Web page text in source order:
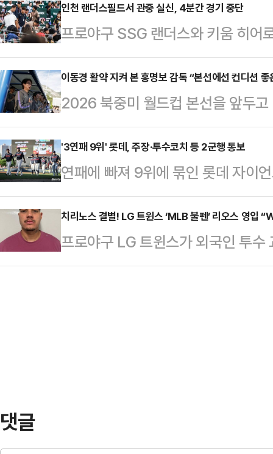
SOL뱅크 KBO리그’ 롯데 자이언
외국인 타자 아데를린 로드리게스
투수 시라카와 게이쇼는 650일 만
다.이날 경기의 주인공은 단연 아
루. 경기 흐름을 완전히 가져올 수
원투수 …
인천 랜더스필드서 관중 실신, 4분간 경기 중단
프로야구 SSG 랜더스와 키움 히어
필드에서 관중이 쓰러지는 사고가
열린 ‘2026 신한 SOL뱅크 KBO리
앞둔 오후 6시 48분경 돌연 중단됐
잃고 쓰러졌기 때문이다.사태의 심
즉각 움직였다. SSG 측은 “오후 6
것을 확인했다”며 “이후 현장에서
동기(…
이동경 활약 지켜 본 홍명보 감독 “본선에선 컨디션
2026 북중미 월드컵 본선을 앞두
홍명보 축구대표팀 감독이 선수들
드러냈다.홍명보 감독이 이끄는 한
10시 미국 유타주 프로보의 브리검
평가전에서 후반 12분에 터진 이동
신승했다.지난달 31일 약체 트리
둔 대표팀은 월드컵 직전 펼쳐진 두
준비를 모두 마쳤다…
'3연패 9위' 롯데, 주장·투수코치 등 2군행 통보
연패에 빠져 9위에 묶인 롯데 자이
롯데는 3일 광주-기아챔피언스필
그’ KIA 타이거즈전을 앞두고 주장
등을 1군 엔트리에서 제외했다.베
2홈런 13타점 12득점 OPS(출루
치리노스 결별! LG 트윈스 ‘MLB 불펜’ 리오스 영입
프로야구 LG 트윈스가 외국인 투
수 약셀 리오스(34)와 연봉 35만
댓글